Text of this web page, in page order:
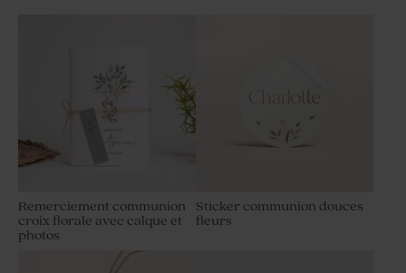
Remerciement communion
croix florale avec calque et
photos
Sticker communion douces
fleurs